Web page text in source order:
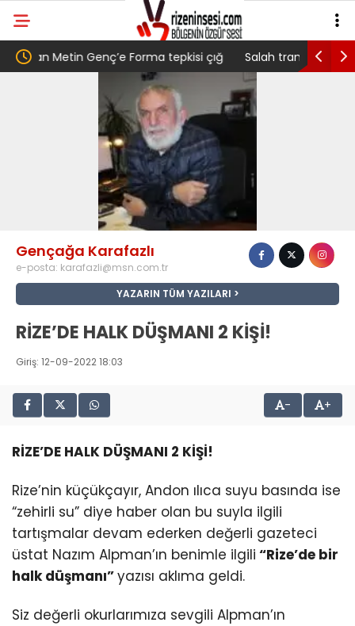
tepkisi çığ Salah transferi sonrası 6661 forma alan
belediye başkanına ‘Kimin parasıyla’ sorusu
Gençağa Karafazlı
e-posta: karafazli@msn.com.tr
YAZARIN TÜM YAZILARI
RİZE’DE HALK DÜŞMANI 2 KİŞİ!
Giriş: 12-09-2022 18:03
- +
RİZE’DE HALK DÜŞMANI 2 KİŞİ!
Rize’nin küçükçayır, Andon ılıca suyu basında ise
“zehirli su” diye haber olan bu suyla ilgili
tartışmalar devam ederken değerli gazeteci
üstat Nazım Alpman’ın benimle ilgili “Rize’de bir
halk düşmanı”yazısı aklıma geldi.
Siz değerli okurlarımıza sevgili Alpman’ın